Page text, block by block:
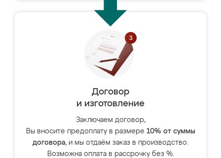
Договор
и изготовление
Заключаем договор,
Вы вносите предоплату в размере 10% от суммы
договора, и мы отдаём заказ в производство.
Возможна оплата в рассрочку без %.